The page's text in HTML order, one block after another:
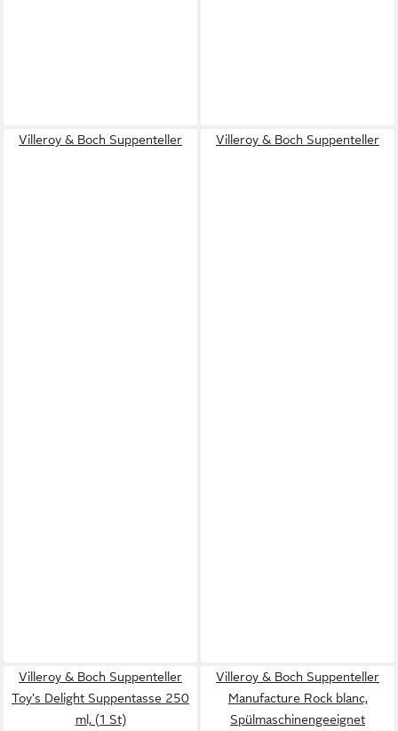
Villeroy & Boch Suppenteller Villeroy & Boch Suppenteller
Villeroy & Boch Suppenteller
Toy's Delight Suppentasse 250
ml, (1 St)
Villeroy & Boch Suppenteller
Manufacture Rock blanc,
Spülmaschinengeeignet